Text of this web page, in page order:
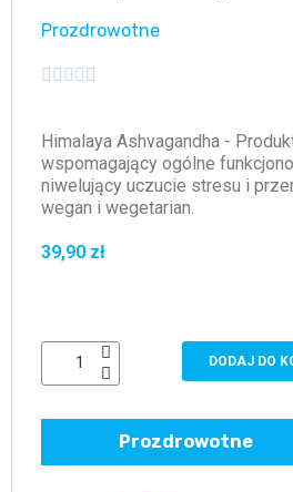
Prozdrowotne
    
Himalaya Ashvagandha -
wspomagający ogólne
niwelujący uczucie stresu i
wegan i wegetarian.
39,90 zł
DODAJ DO
Prozdrowotne